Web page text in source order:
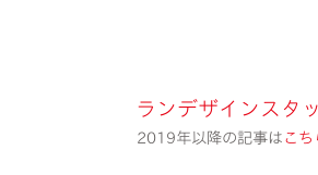
ランデザインスタ
2019年以降の記事は こち